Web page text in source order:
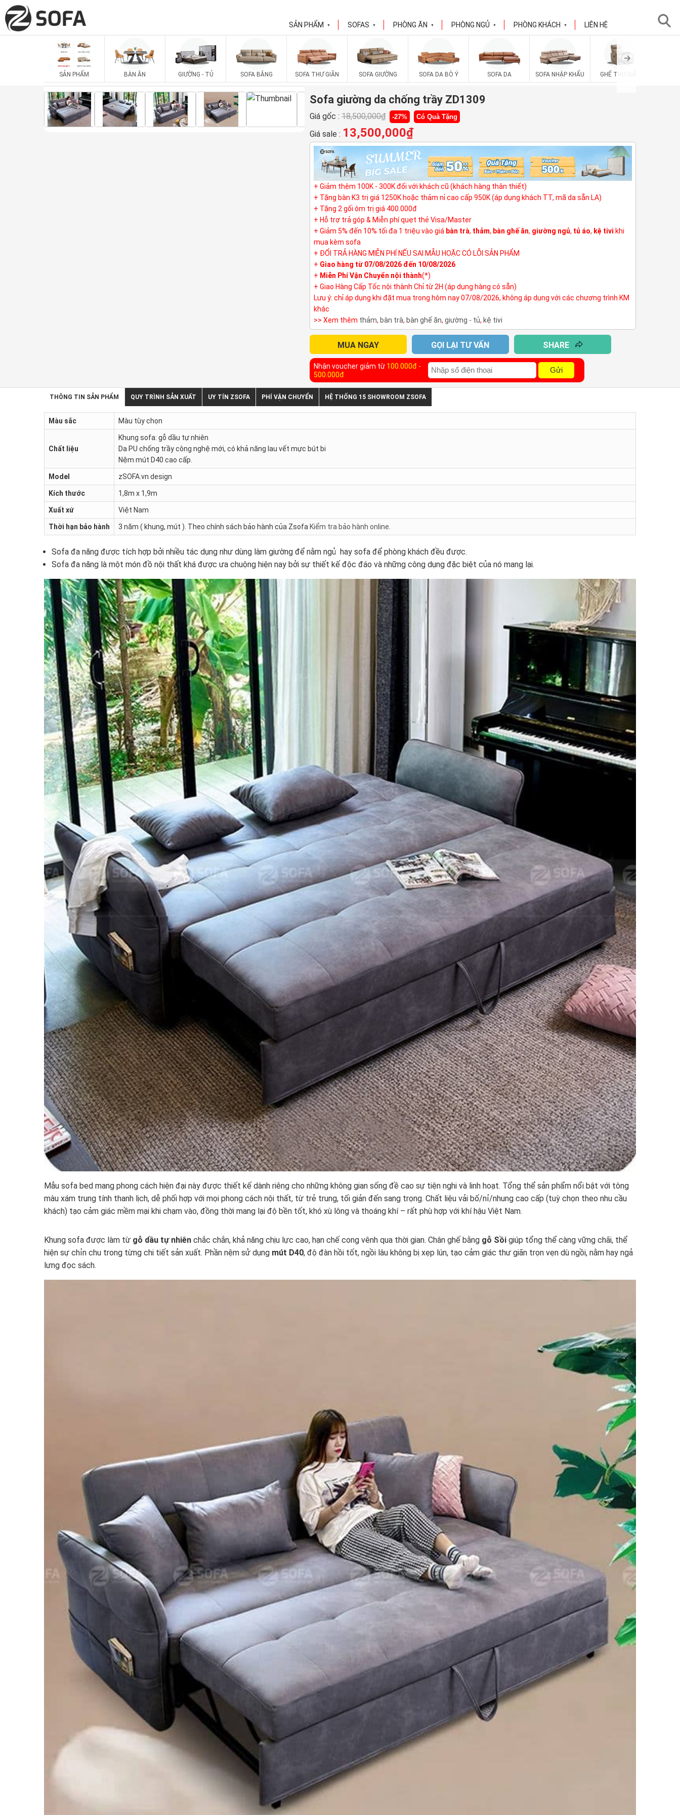
SẢN PHẨM ▼ SOFAS ▼ PHÒNG ĂN ▼ PHÒNG NGỦ ▼ PHÒNG KHÁCH ▼ LIÊN HỆ
SẢN PHẨM BÀN ĂN GIƯỜNG - TỦ SOFA BĂNG SOFA THƯ GIÃN SOFA GIƯỜNG SOFA DA BÒ Ý SOFA DA SOFA NHẬP KHẨU GHẾ THƯ GIÃN
Sofa giường da chống trầy ZD1309
Giá gốc : 18,500,000₫ -27% Có Quà Tặng
Giá sale : 13,500,000₫
+ Giảm thêm 100K - 300K đối với khách cũ (khách hàng thân thiết)
+ Tặng bàn K3 trị giá 1250K hoặc thảm nỉ cao cấp 950K (áp dụng khách TT, mã da sẵn LA)
+ Tặng 2 gối ôm trị giá 400.000đ
+ Hỗ trợ trả góp & Miễn phí quẹt thẻ Visa/Master
+ Giảm 5% đến 10% tối đa 1 triệu vào giá bàn trà, thảm, bàn ghế ăn, giường ngủ, tủ áo, kệ tivi khi
mua kèm sofa
+ ĐỔI TRẢ HÀNG MIỄN PHÍ NẾU SAI MẪU HOẶC CÓ LỖI SẢN PHẨM
+ Giao hàng từ 07/08/2026 đến 10/08/2026
+ Miễn Phí Vận Chuyển nội thành(*)
+ Giao Hàng Cấp Tốc nội thành Chỉ từ 2H (áp dụng hàng có sẵn)
Lưu ý: chỉ áp dụng khi đặt mua trong hôm nay 07/08/2026, không áp dụng với các chương trình KM
khác
>> Xem thêm thảm, bàn trà, bàn ghế ăn, giường - tủ, kệ tivi
MUA NGAY GỌI LẠI TƯ VẤN SHARE
Nhận voucher giảm từ 100.000đ -
500.000đ
Gửi
THÔNG TIN SẢN PHẨM QUY TRÌNH SẢN XUẤT UY TÍN ZSOFA PHÍ VẬN CHUYỂN HỆ THỐNG 15 SHOWROOM ZSOFA
Màu sắc Màu tùy chọn
Chất liệu
Khung sofa: gỗ dầu tự nhiên
Da PU chống trầy công nghệ mới, có khả năng lau vết mực bút bi
Nệm mút D40 cao cấp.
Model zSOFA.vn design
Kích thước 1,8m x 1,9m
Xuất xứ Việt Nam
Thời hạn bảo hành 3 năm ( khung, mút ). Theo chính sách bảo hành của Zsofa Kiểm tra bảo hành online
Sofa đa năng được tích hợp bởi nhiều tác dụng như dùng làm giường để nằm ngủ hay sofa để phòng khách đều được.
Sofa đa năng là một món đồ nội thất khá được ưa chuộng hiện nay bởi sự thiết kế độc đáo và những công dụng đặc biệt của nó mang lại.
Mẫu sofa bed mang phong cách hiện đại này được thiết kế dành riêng cho những không gian sống đề cao sự tiện nghi và linh hoạt. Tổng thể sản phẩm nổi bật với tông
màu xám trung tính thanh lịch, dễ phối hợp với mọi phong cách nội thất, từ trẻ trung, tối giản đến sang trọng. Chất liệu vải bố/nỉ/nhung cao cấp (tuỳ chọn theo nhu cầu
khách) tạo cảm giác mềm mại khi chạm vào, đồng thời mang lại độ bền tốt, khó xù lông và thoáng khí – rất phù hợp với khí hậu Việt Nam.
Khung sofa được làm từ gỗ dầu tự nhiên chắc chắn, khả năng chịu lực cao, hạn chế cong vênh qua thời gian. Chân ghế bằng gỗ Sồi giúp tổng thể càng vững chãi, thể
hiện sự chỉn chu trong từng chi tiết sản xuất. Phần nệm sử dụng mút D40, độ đàn hồi tốt, ngồi lâu không bị xẹp lún, tạo cảm giác thư giãn trọn vẹn dù ngồi, nằm hay ngả
lưng đọc sách.